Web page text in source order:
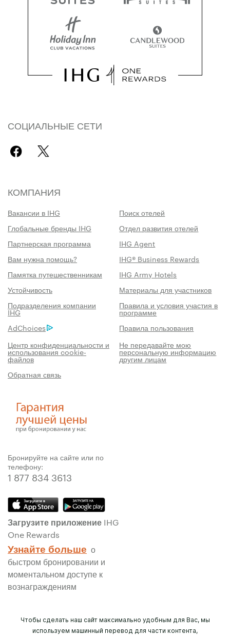
СОЦИАЛЬНЫЕ СЕТИ
КОМПАНИЯ
Вакансии в IHG
Поиск отелей
Глобальные бренды IHG
Отдел развития отелей
Партнерская программа
IHG Agent
Вам нужна помощь?
IHG® Business Rewards
Памятка путешественникам
IHG Army Hotels
Устойчивость
Материалы для участников
Подразделения компании
IHG
Правила и условия участия в
программе
AdChoices
Правила пользования
Центр конфиденциальности и
использования cookie-
файлов
Не передавайте мою
персональную информацию
другим лицам
Обратная связь
Бронируйте на сайте или по
телефону:
1 877 834 3613
Загрузите приложение IHG
One Rewards
Узнайте больше о
быстром бронировании и
моментальном доступе к
вознаграждениям
Чтобы сделать наш сайт максимально удобным для Вас, мы
используем машинный перевод для части контента,